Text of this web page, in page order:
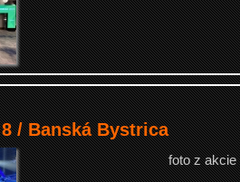
8 / Banská Bystrica
foto z akcie